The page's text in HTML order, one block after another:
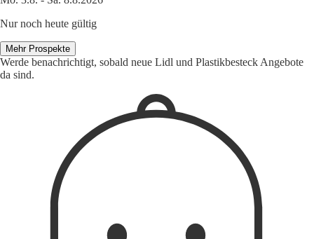
Nur noch heute gültig
Mehr Prospekte
Werde benachrichtigt, sobald neue Lidl und Plastikbesteck Angebote
da sind.